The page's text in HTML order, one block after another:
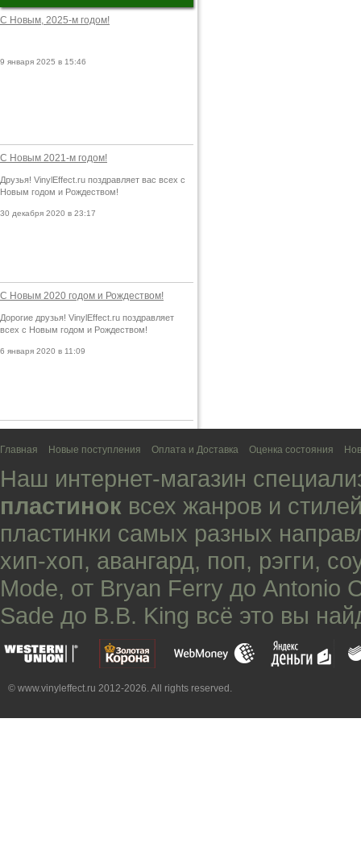
С Новым, 2025-м годом!
9 января 2025 в 15:46
С Новым 2021-м годом!
Друзья! VinylEffect.ru поздравляет вас всех с
Новым годом и Рождеством!
30 декабря 2020 в 23:17
С Новым 2020 годом и Рождеством!
Дорогие друзья! VinylEffect.ru поздравляет
всех с Новым годом и Рождеством!
6 января 2020 в 11:09
Главная Новые поступления Оплата и Доставка Оценка состояния
Наш интернет-магазин
пластинок всех жанров и
пластинки самых разных
хип-хоп, авангард, поп, рэгги,
Mode, от Bryan Ferry до Antonio
Sade до B.B. King всё это вы
© www.vinyleffect.ru 2012-2026. All rights reserved.